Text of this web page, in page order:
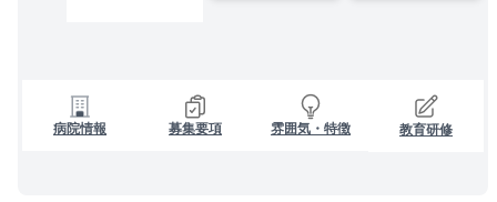
病院情報 募集要項 雰囲気・特徴 教育研修